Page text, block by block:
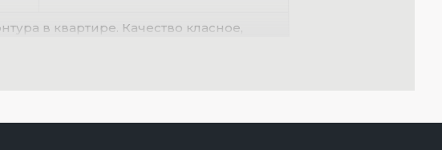
в квартире. Качество класное,